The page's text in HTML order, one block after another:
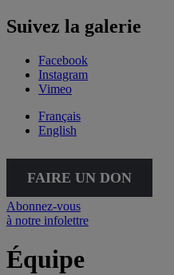
Suivez la galerie
Facebook
Instagram
Vimeo
Français
English
FAIRE UN DON
Abonnez-vous
à notre infolettre
Équipe